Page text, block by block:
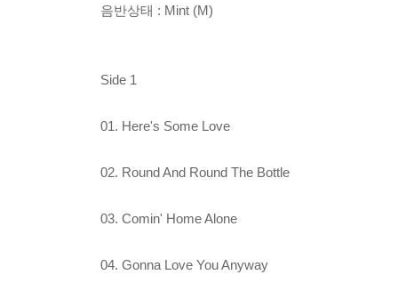
음반상태 : Mint (M)
Side 1
01. Here's Some Love
02. Round And Round The Bottle
03. Comin' Home Alone
04. Gonna Love You Anyway